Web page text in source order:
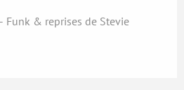
Funk & reprises de Stevie